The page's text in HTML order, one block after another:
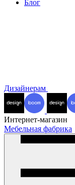
Блог
Дизайнерам
Интернет-магазин
Мебельная фабрика